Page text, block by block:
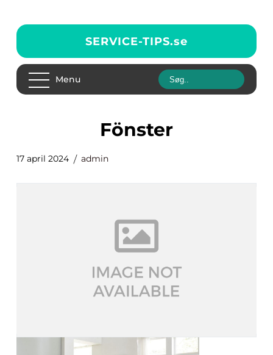
SERVICE-TIPS.se
Menu
Fönster
17 april 2024 admin